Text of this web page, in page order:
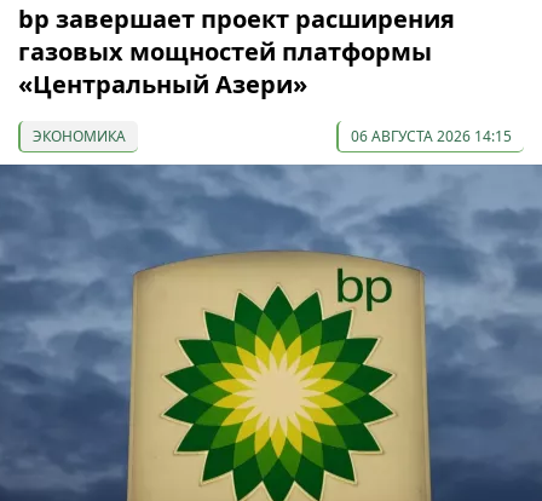
bp завершает проект расширения
газовых мощностей платформы
«Центральный Азери»
ЭКОНОМИКА 06 АВГУСТА 2026 14:15